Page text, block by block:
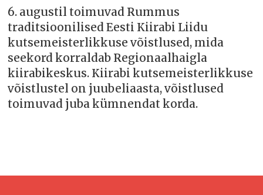
6. augustil toimuvad Rummus
traditsioonilised Eesti Kiirabi Liidu
kutsemeisterlikkuse võistlused, mida
seekord korraldab Regionaalhaigla
kiirabikeskus. Kiirabi kutsemeisterlikkuse
võistlustel on juubeliaasta, võistlused
toimuvad juba kümnendat korda.